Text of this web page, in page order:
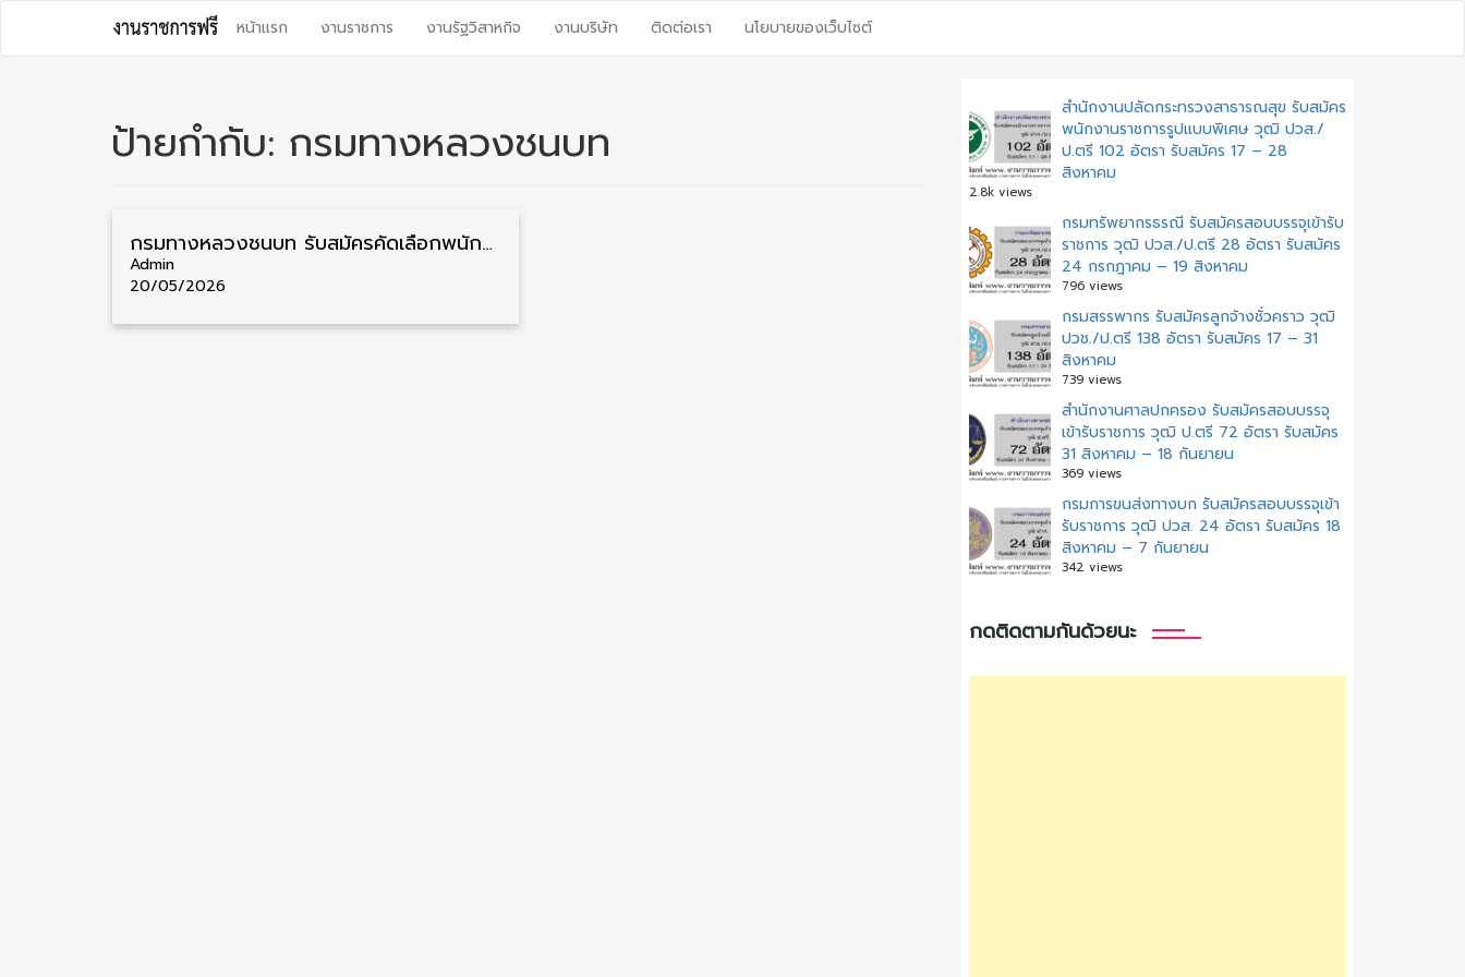
content
หน้าแรก งานราชการ งานรัฐวิสาหกิจ งานบริษัท ติดต่อเรา นโยบายของเว็บไซต์
ป้ายกำกับ: กรมทางหลวงชนบท
กรมทางหลวงชนบท รับสมัครคัดเลือกพนักงานราชการ วุฒิ ปวส./ป.ตรี/ป.โท 13 อัตรา รับสมัคร 27 พฤษภาคม – 7 มิถุนายน
Admin
20/05/2026
สำนักงานปลัดกระทรวงสาธารณสุข รับสมัคร
พนักงานราชการรูปแบบพิเศษ วุฒิ ปวส./
ป.ตรี 102 อัตรา รับสมัคร 17 – 28
สิงหาคม
2.8k views
กรมทรัพยากรธรณี รับสมัครสอบบรรจุเข้ารับ
ราชการ วุฒิ ปวส./ป.ตรี 28 อัตรา รับสมัคร
24 กรกฎาคม – 19 สิงหาคม
796 views
กรมสรรพากร รับสมัครลูกจ้างชั่วคราว วุฒิ
ปวช./ป.ตรี 138 อัตรา รับสมัคร 17 – 31
สิงหาคม
739 views
สํานักงานศาลปกครอง รับสมัครสอบบรรจุ
เข้ารับราชการ วุฒิ ป.ตรี 72 อัตรา รับสมัคร
31 สิงหาคม – 18 กันยายน
369 views
กรมการขนส่งทางบก รับสมัครสอบบรรจุเข้า
รับราชการ วุฒิ ปวส. 24 อัตรา รับสมัคร 18
สิงหาคม – 7 กันยายน
342 views
กดติดตามกันด้วยนะ